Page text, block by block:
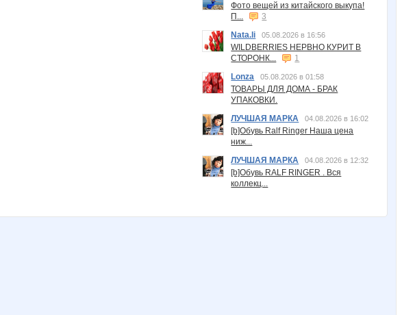
Фото вещей из китайского выкупа!
П...
3
Nata.li
05.08.2026 в 16:56
WILDBERRIES НЕРВНО КУРИТ В
СТОРОНК...
1
Lonza
05.08.2026 в 01:58
ТОВАРЫ ДЛЯ ДОМА - БРАК
УПАКОВКИ.
ЛУЧШАЯ МАРКА
04.08.2026 в 16:02
[b]Обувь Ralf Ringer Наша цена
ниж...
ЛУЧШАЯ МАРКА
04.08.2026 в 12:32
[b]Обувь RALF RINGER . Вся
коллекц...